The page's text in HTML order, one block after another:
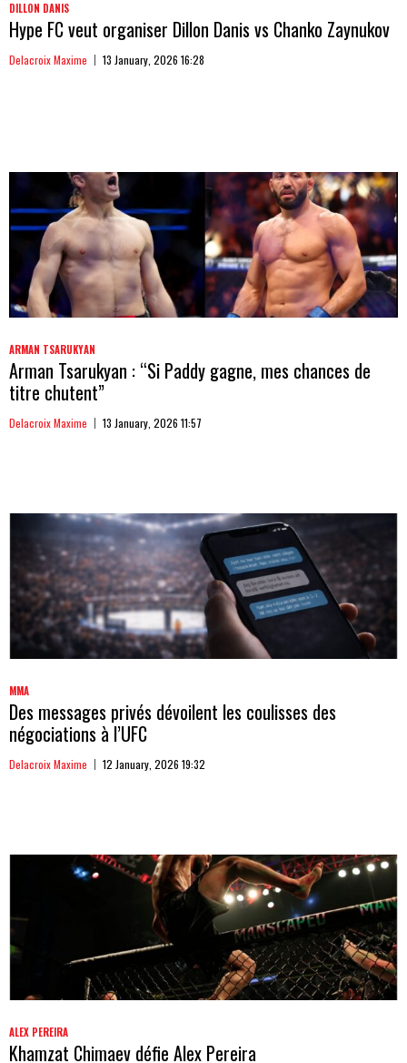
DILLON DANIS
Hype FC veut organiser Dillon Danis vs Chanko Zaynukov
Delacroix Maxime 13 January, 2026 16:28
ARMAN TSARUKYAN
Arman Tsarukyan : “Si Paddy gagne, mes chances de
titre chutent”
Delacroix Maxime 13 January, 2026 11:57
MMA
Des messages privés dévoilent les coulisses des
négociations à l’UFC
Delacroix Maxime 12 January, 2026 19:32
ALEX PEREIRA
Khamzat Chimaev défie Alex Pereira